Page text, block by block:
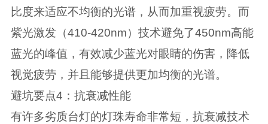
比度来适应不均衡的光谱，从而加重视疲劳。而
紫光激发（410-420nm）技术避免了450nm高能
蓝光的峰值，有效减少蓝光对眼睛的伤害，降低
视觉疲劳，并且能够提供更加均衡的光谱。
避坑要点4：抗衰减性能
有许多劣质台灯的灯珠寿命非常短，抗衰减技术